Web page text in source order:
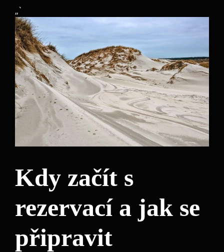
„`
Kdy začít⁤ s
rezervací a jak se
připravit